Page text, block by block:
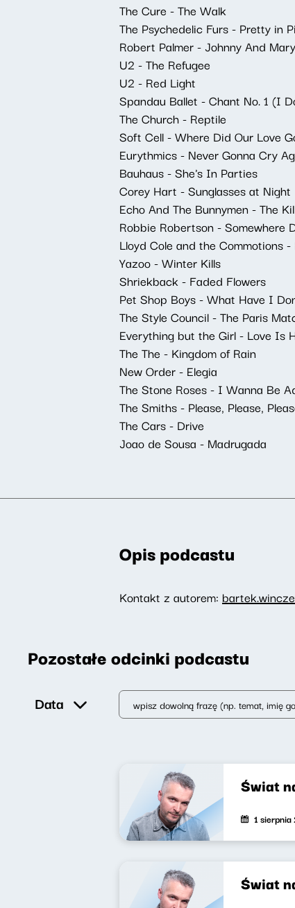
The Cure - The Walk
The Psychedelic Furs - Pretty in
Robert Palmer - Johnny And Mary
U2 - The Refugee
U2 - Red Light
Spandau Ballet - Chant No. 1 (I
The Church - Reptile
Soft Cell - Where Did Our Love
Eurythmics - Never Gonna Cry
Bauhaus - She's In Parties
Corey Hart - Sunglasses at Night
Echo And The Bunnymen - The
Robbie Robertson - Somewhere
Lloyd Cole and the Commotions
Yazoo - Winter Kills
Shriekback - Faded Flowers
Pet Shop Boys - What Have I
The Style Council - The Paris
Everything but the Girl - Love Is
The The - Kingdom of Rain
New Order - Elegia
The Stone Roses - I Wanna Be
The Smiths - Please, Please,
The Cars - Drive
Joao de Sousa - Madrugada
Opis podcastu
Kontakt z autorem:
Pozostałe odcinki podcastu
Data
Świat
1
Świat